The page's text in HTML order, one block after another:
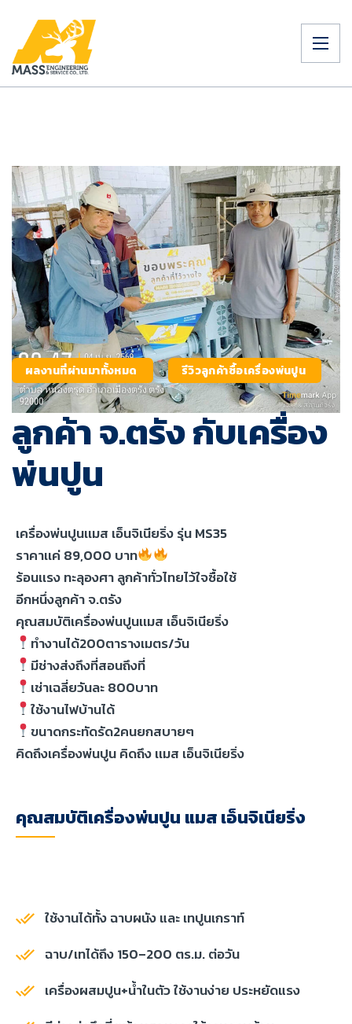
ผลงานที่ผ่านมาทั้งหมด รีวิวลูกค้าซื้อเครื่องพ่นปูน
ลูกค้า จ.ตรัง กับเครื่อง
พ่นปูน
เครื่องพ่นปูนเเมส เอ็นจิเนียริ่ง รุ่น MS35
ราคาเเค่ 89,000 บาท
ร้อนเเรง ทะลุองศา ลูกค้าทั่วไทยไว้ใจซื้อใช้
อีกหนึ่งลูกค้า จ.ตรัง
คุณสมบัติเครื่องพ่นปูนเเมส เอ็นจิเนียริ่ง
ทำงานได้200ตารางเมตร/วัน
มีช่างส่งถึงที่สอนถึงที่
เช่าเฉลี่ยวันละ 800บาท
ใช้งานไฟบ้านได้
ขนาดกระทัดรัด2คนยกสบายๆ
คิดถึงเครื่องพ่นปูน คิดถึง เเมส เอ็นจิเนียริ่ง
คุณสมบัติเครื่องพ่นปูน แมส เอ็นจิเนียริ่ง
ใช้งานได้ทั้ง ฉาบผนัง และ เทปูนเกราท์
ฉาบ/เทได้ถึง 150–200 ตร.ม. ต่อวัน
เครื่องผสมปูน+น้ำในตัว ใช้งานง่าย ประหยัดแรง